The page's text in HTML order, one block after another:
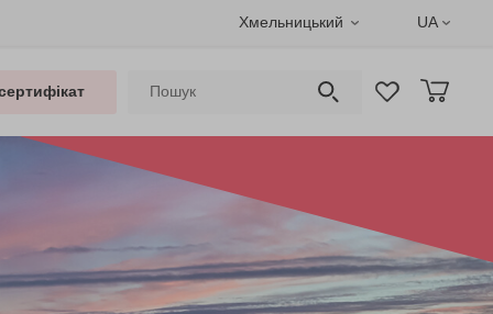
Хмельницький UA